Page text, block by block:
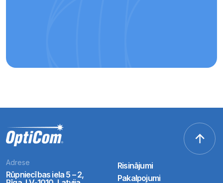
Adrese
Rūpniecības iela 5 – 2,
Risinājumi
Pakalpojumi